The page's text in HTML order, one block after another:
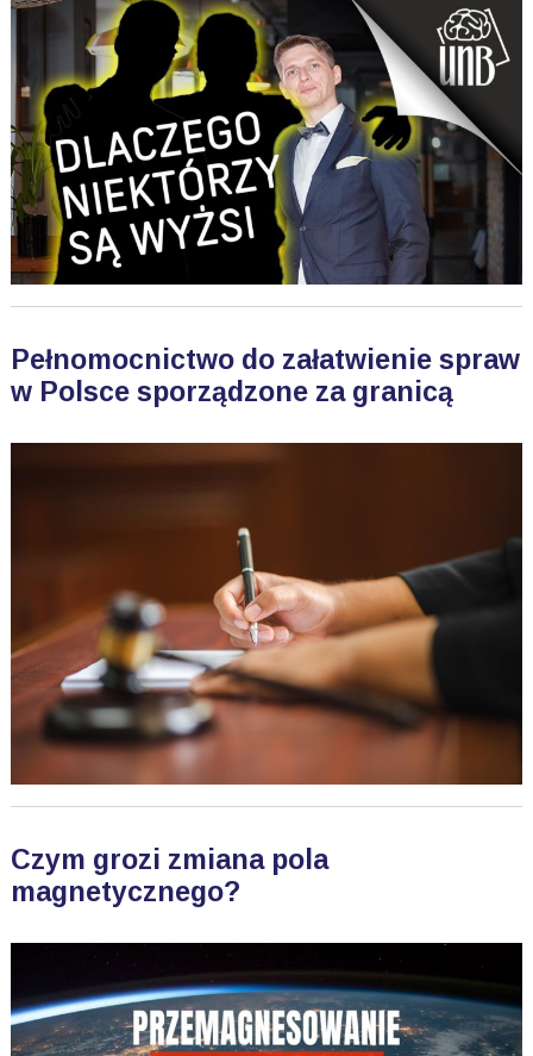
Pełnomocnictwo do załatwienie spraw
w Polsce sporządzone za granicą
Czym grozi zmiana pola
magnetycznego?